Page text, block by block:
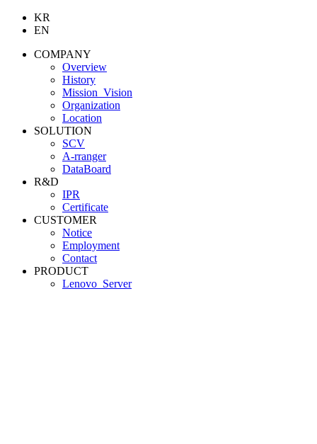
KR
EN
COMPANY
Overview
History
Mission_Vision
Organization
Location
SOLUTION
SCV
A-rranger
DataBoard
R&D
IPR
Certificate
CUSTOMER
Notice
Employment
Contact
PRODUCT
Lenovo_Server